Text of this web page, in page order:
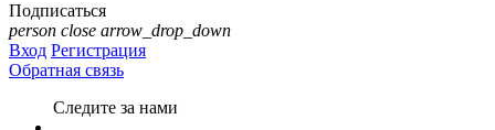
Подписаться
person close arrow_drop_down
Вход Регистрация
Обратная связь
Следите за нами